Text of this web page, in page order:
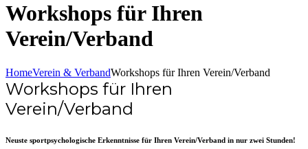
Workshops für Ihren
Verein/Verband
HomeVerein & VerbandWorkshops für Ihren Verein/Verband
Workshops für Ihren
Verein/Verband
Neuste sportpsychologische Erkenntnisse für Ihren Verein/Verband in nur zwei Stunden!